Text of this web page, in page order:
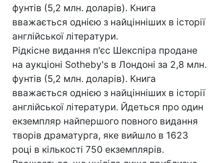
фунтів (5,2 млн. доларів). Книга
вважається однією з найцінніших в історії
англійської літератури.
Рідкісне видання п'єс Шекспіра продане
на аукціоні Sotheby's в Лондоні за 2,8 млн.
фунтів (5,2 млн. доларів). Книга
вважається однією з найцінніших в історії
англійської літератури. Йдеться про один
екземпляр найпершого повного видання
творів драматурга, яке вийшло в 1623
році в кількості 750 екземплярів.